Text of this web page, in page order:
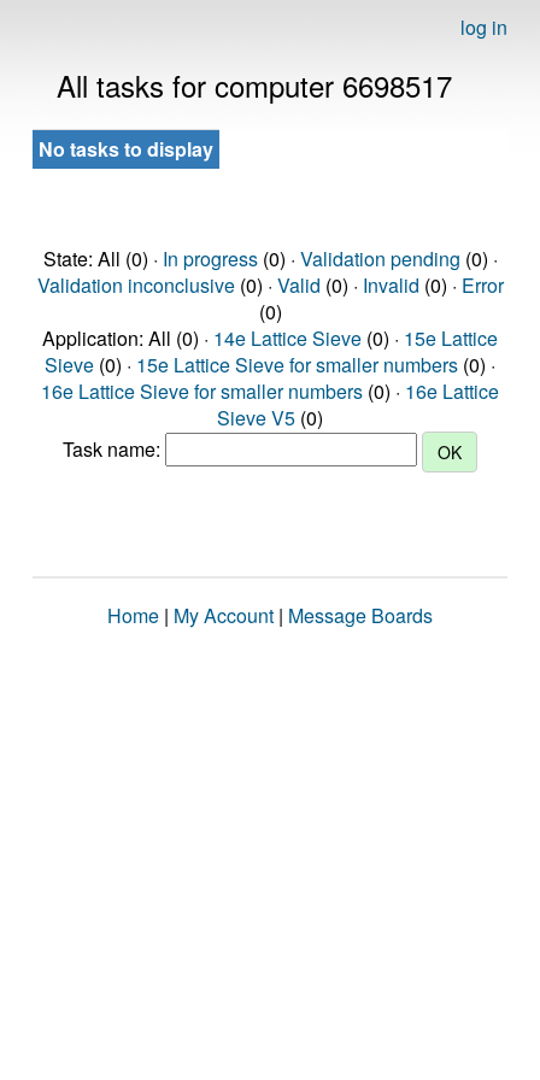
log in
All tasks for computer 6698517
No tasks to display
State: All (0) · In progress(0) · Validation pending (0) ·
Validation inconclusive(0) · Valid (0) · Invalid (0) · Error
(0)
Application: All (0) · 14e Lattice Sieve (0) · 15e Lattice
Sieve (0) · 15e Lattice Sieve for smaller numbers (0) ·
16e Lattice Sieve for smaller numbers (0) · 16e Lattice
Sieve V5 (0)
Task name:
Home | My Account | Message Boards